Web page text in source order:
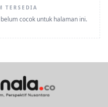
TERSEDIA
cocok untuk halaman ini.